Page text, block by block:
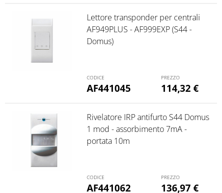
AF441045
Lettore transponder per centrali
AF949PLUS - AF999EXP (S44 -
Domus)
114,32€
AF441062
Rivelatore IRP antifurto S44 Domus
1 mod - assorbimento 7mA -
portata 10m
136,97€